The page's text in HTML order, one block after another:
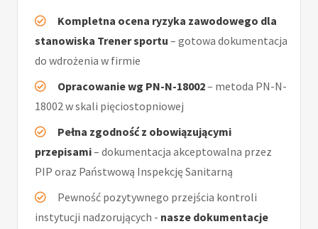
Kompletna ocena ryzyka zawodowego dla
stanowiska Trener sportu – gotowa dokumentacja
do wdrożenia w firmie
Opracowanie wg PN-N-18002– metoda PN-N-
18002 w skali pięciostopniowej
Pełna zgodność z obowiązującymi
przepisami– dokumentacja akceptowalna przez
PIP oraz Państwową Inspekcję Sanitarną
Pewność pozytywnego przejścia kontroli
instytucji nadzorujących - nasze dokumentacje